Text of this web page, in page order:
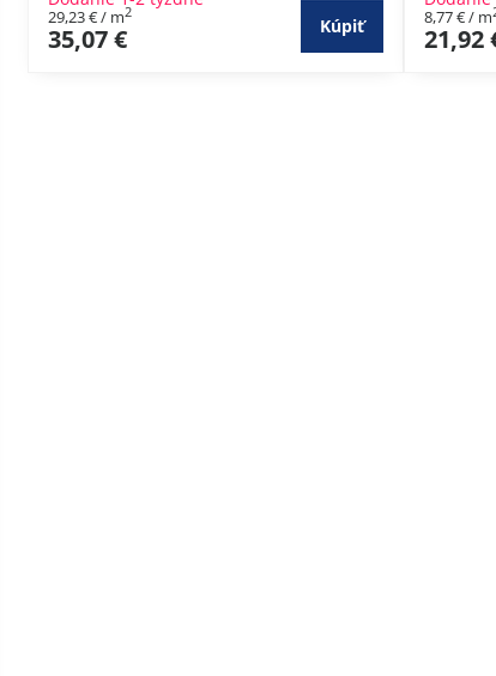
35,07 €
29,23 €/ m2
Kúpiť 21,92
8,77 €/ m